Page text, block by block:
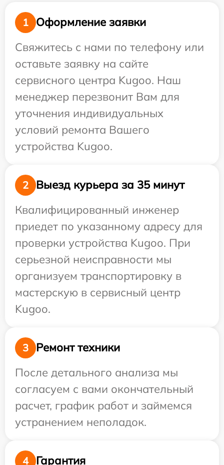
1
Оформление заявки
Свяжитесь с нами по телефону или
оставьте заявку на сайте
сервисного центра Kugoo. Наш
менеджер перезвонит Вам для
уточнения индивидуальных
условий ремонта Вашего
устройства Kugoo.
2
Выезд курьера за 35 минут
Квалифицированный инженер
приедет по указанному адресу для
проверки устройства Kugoo. При
серьезной неисправности мы
организуем транспортировку в
мастерскую в сервисный центр
Kugoo.
3
Ремонт техники
После детального анализа мы
согласуем с вами окончательный
расчет, график работ и займемся
устранением неполадок.
4 Гарантия